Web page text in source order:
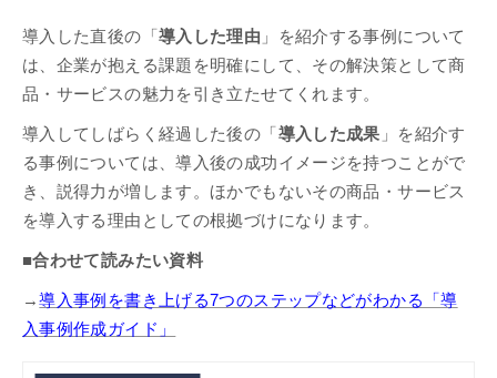
導入した直後の「 導入した理由 」を紹介する事例について
は、企業が抱える課題を明確にして、その解決策として商
品・サービスの魅力を引き立たせてくれます。
導入してしばらく経過した後の「 導入した成果 」を紹介す
る事例については、導入後の成功イメージを持つことがで
き、説得力が増します。ほかでもないその商品・サービス
を導入する理由としての根拠づけになります。
■合わせて読みたい資料
→導入事例を書き上げる7つのステップなどがわかる「導
入事例作成ガイド」